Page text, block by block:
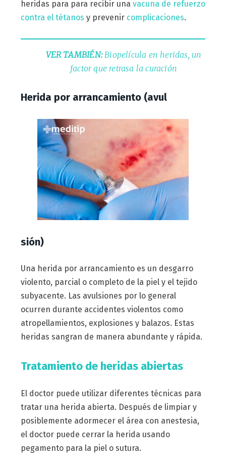
heridas para para recibir una vacuna de refuerzo
contra el tétanos y prevenir complicaciones.
VER TAMBIÉN:Biopelícula en heridas, un
factor que retrasa la curación
Herida por arrancamiento (avul
sión)
Una herida por arrancamiento es un desgarro
violento, parcial o completo de la piel y el tejido
subyacente. Las avulsiones por lo general
ocurren durante accidentes violentos como
atropellamientos, explosiones y balazos. Estas
heridas sangran de manera abundante y rápida.
Tratamiento de heridas abiertas
El doctor puede utilizar diferentes técnicas para
tratar una herida abierta. Después de limpiar y
posiblemente adormecer el área con anestesia,
el doctor puede cerrar la herida usando
pegamento para la piel o sutura.